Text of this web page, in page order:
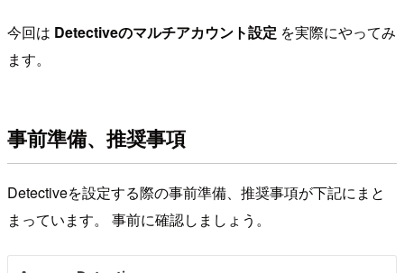
今回は Detectiveのマルチアカウント設定 を実際にやってみ
ます。
事前準備、推奨事項
Detectiveを設定する際の事前準備、推奨事項が下記にまと
まっています。 事前に確認しましょう。